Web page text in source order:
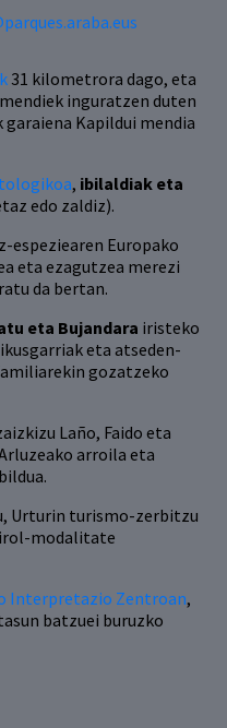
31 kilometrora dago, eta
inguratzen duten
Kapildui mendia
, ibilaldiak eta
edo zaldiz).
espeziearen Europako
eta ezagutzea merezi
da bertan.
eta Bujandara iristeko
eta atseden-
gozatzeko
Laño, Faido eta
arroila eta
Urturin turismo-zerbitzu
modalitate
Interpretazio Zentroan,
batzuei buruzko